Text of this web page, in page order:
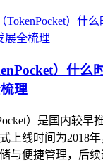
）什么
理
）是国内较早
上线时间为2018
与便捷管理，后